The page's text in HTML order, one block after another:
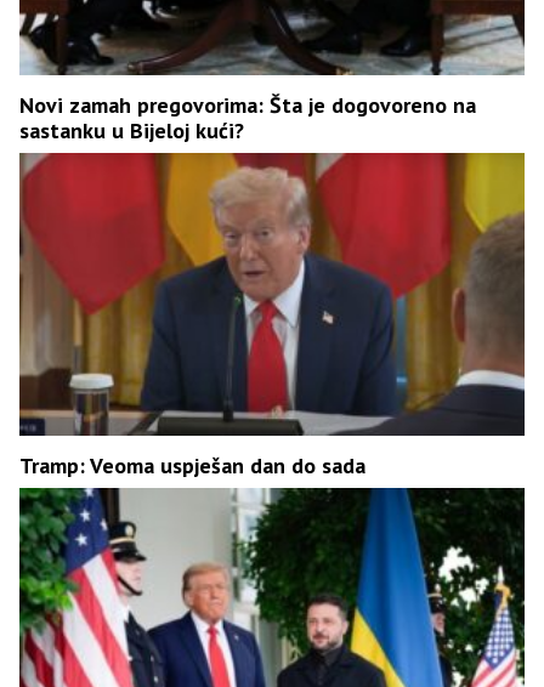
Novi zamah pregovorima: Šta je dogovoreno na
sastanku u Bijeloj kući?
Tramp: Veoma uspješan dan do sada